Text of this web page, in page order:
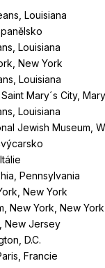
Louisiana
Louisiana
New York
Louisiana
Mary´s City,
Louisiana
Jewish Museum,
Pennsylvania
New York
New York, New York
New Jersey
D.C.
Francie